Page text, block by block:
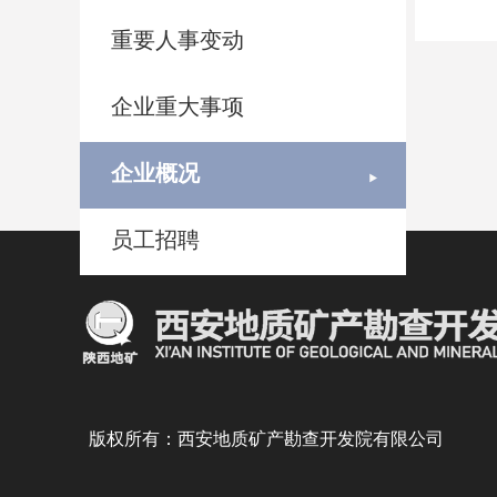
重要人事变动
企业重大事项
企业概况
员工招聘
版权所有：西安地质矿产勘查开发院有限公司